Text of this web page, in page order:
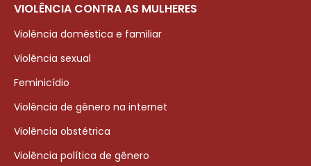
VIOLÊNCIA CONTRA AS MULHERES
Violência doméstica e familiar
Violência sexual
Feminicídio
Violência de gênero na internet
Violência obstétrica
Violência política de gênero